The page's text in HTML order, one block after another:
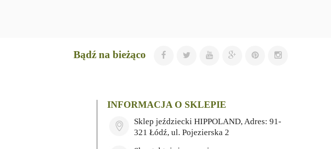
Bądź na bieżąco
INFORMACJA O SKLEPIE
Sklep jeździecki HIPPOLAND, Adres: 91-
321 Łódź, ul. Pojezierska 2